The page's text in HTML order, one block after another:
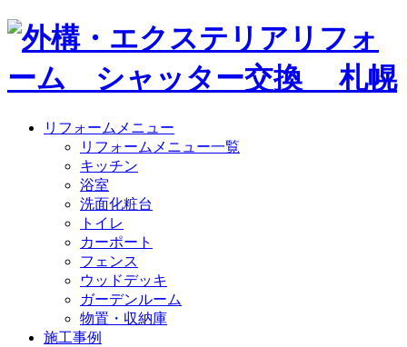
リフォームメニュー
リフォームメニュー一覧
キッチン
浴室
洗面化粧台
トイレ
カーポート
フェンス
ウッドデッキ
ガーデンルーム
物置・収納庫
施工事例